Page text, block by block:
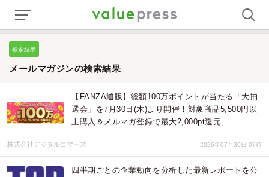
検索結果
メールマガジンの検索結果
【FANZA通販】総額100万ポイントが当たる「大抽
選会」を7月30日(木)より開催！対象商品5,500円以
上購入＆メルマガ登録で最大2,000pt還元
株式会社デジタルコマース 2026年07月30日 07時
四半期ごとの企業動向を分析した最新レポートを公